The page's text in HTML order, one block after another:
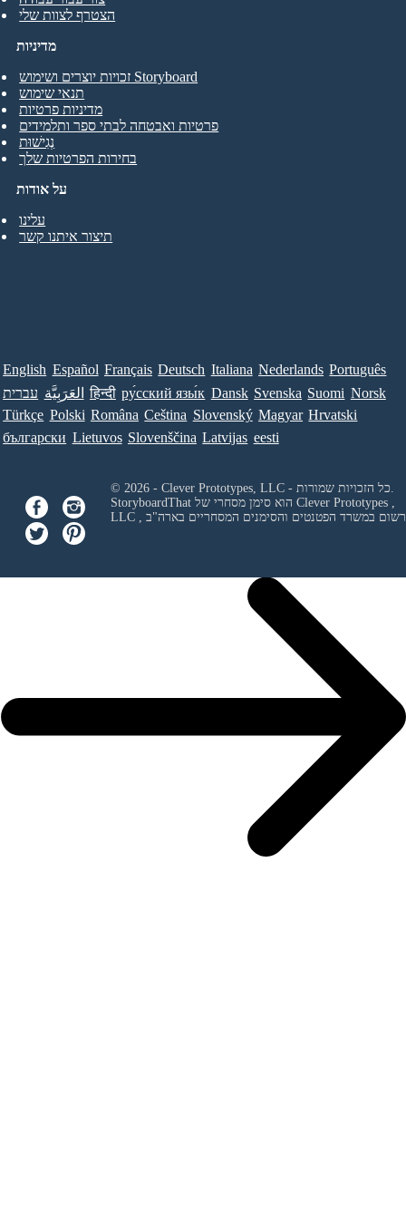
הצטרף לצוות שלי
על אודות
עלינו
תיצור איתנו קשר
מדיניות
זכויות יוצרים ושימוש Storyboard
תנאי שימוש
מדיניות פרטיות
פרטיות ואבטחה לבתי ספר ותלמידים
נְגִישׁוּת
בחירות הפרטיות שלך
English Español Français Deutsch Italiana Nederlands Português
עברית العَرَبِيَّة हिन्दी ру́сский язы́к Dansk Svenska Suomi Norsk
Türkçe Polski Româna Ceština Slovenský Magyar Hrvatski
български Lietuvos Slovenščina Latvijas eesti
Clever Prototypes ,
LLC
ורשום במשרד הפטנטים והסימנים המסחריים בארה"ב